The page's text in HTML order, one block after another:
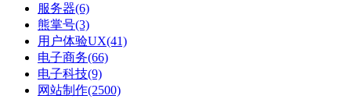
服务器(6)
熊掌号(3)
用户体验UX(41)
电子商务(66)
电子科技(9)
网站制作(2500)